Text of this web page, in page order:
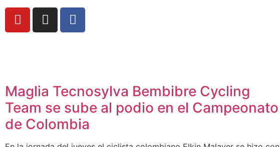
Maglia Tecnosylva Bembibre Cycling
Team se sube al podio en el Campeonato
de Colombia